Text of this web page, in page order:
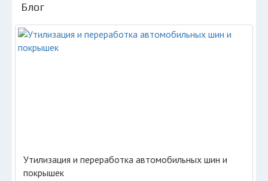
Блог
Утилизация и переработка автомобильных шин и
покрышек